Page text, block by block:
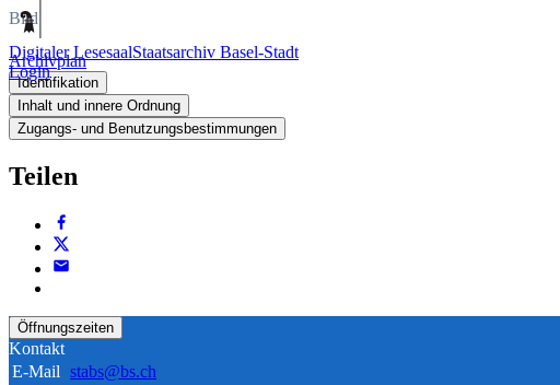
Digitaler LesesaalStaatsarchiv Basel-Stadt
Login
Bild
Archivplan
Identifikation
Inhalt und innere Ordnung
Zugangs- und Benutzungsbestimmungen
Teilen
Öffnungszeiten
Kontakt
E-Mail stabs@bs.ch